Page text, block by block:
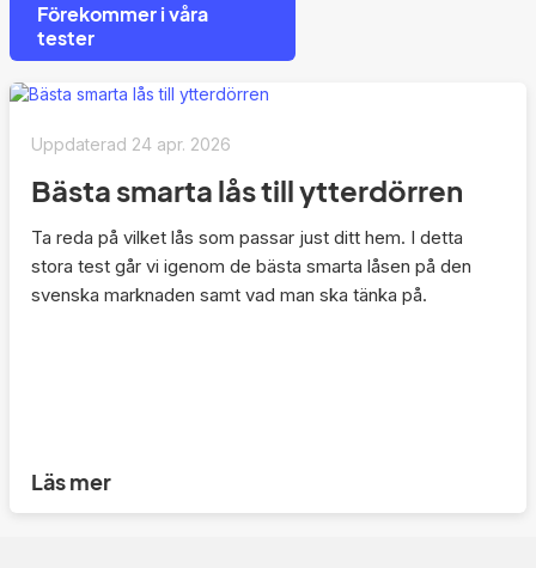
Förekommer i våra
tester
Uppdaterad 24 apr. 2026
Bästa smarta lås till ytterdörren
Ta reda på vilket lås som passar just ditt hem. I detta
stora test går vi igenom de bästa smarta låsen på den
svenska marknaden samt vad man ska tänka på.
Läs mer